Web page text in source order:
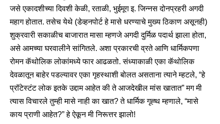
जसे एकादशीच्या दिवशी केळी, रताळी, भुईमूग इ. जिन्नस दोनप्रहरी अगदी
महाग होतात. तसेच येथे (डेव्हनपोर्ट हे मासे धरण्याचे मुख्य ठिकाण असूनही)
शुक्रवारी सकाळीच बाजारात मासा म्हणजे अगदी दुर्मिळ पदार्थ झाला होता,
असे आमच्या घरवालीने सांगितले. अशा प्रकारची व्रते आणि धार्मिकपणा
रोमन कॅथोलिक लोकांमध्ये फार आढळतो. संध्याकाळी एका कॅथोलिक
देवळातून बाहेर पडल्यावर एका गृहस्थाशी बोलत असताना त्याने म्हटले, “हे
प्रॉटेस्टंट लोक इतके उद्दाम आहेत की ते आजदेखील मांस खातात” मग मी
त्यास विचारले तुम्ही मासे नाही का खात? ते धार्मिक गृह्थ म्हणाले, “मासे
काय प्राणी आहेत?” हे ऐकून मी निरूत्तर झालो!